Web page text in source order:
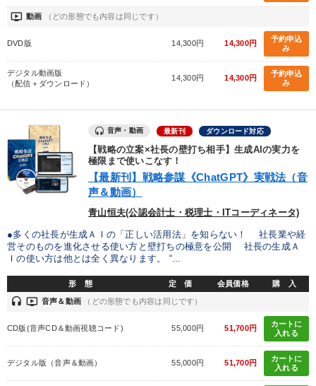
海外の成功事例 M&A 経済予測
ondemand_video 経営音声・動画を探す
全国経営者セミナー収録物以外の経営教材（全762タイトル）からお探
しいただけます
【最新刊】時代を超える経営150の言葉＋社長のスピーチ・話材
集２タイトル
後継社長・アトツギ 【6月】音声・映像
社員が自律的に動き出す組織づくり
ondemand_video 動画 （どの形態でも内容は同じです）
DVD版 14,300円 14,300円
予約申込
み
デジタル動画版
（配信＋ダウンロード）
14,300円 14,300円
予約申込
み
音声・動画 最新刊 ダウンロード対応
【戦略の立案×社長の壁打ち相手】生成AIの実力を
極限まで使いこなす！
【最新刊】戦略参謀《ChatGPT》実戦法（音
声＆動画）
青山恒夫(公認会計士・税理士・ITコーディネータ)
●多くの社長が生成ＡＩの「正しい活用法」を知らない！ 社長業や経
営そのものを進化させる使い方と壁打ちの極意を公開 社長の生成Ａ
Ｉの使い方は他とは全く異なります。 “...
形 態 定 価 会員価格 購 入
headset ondemand_video 音声＆動画 （どの形態でも内容は同じです）
CD版(音声CD＆動画視聴コード) 55,000円 51,700円
カートに
入れる
デジタル版（音声＆動画） 55,000円 51,700円
カートに
入れる